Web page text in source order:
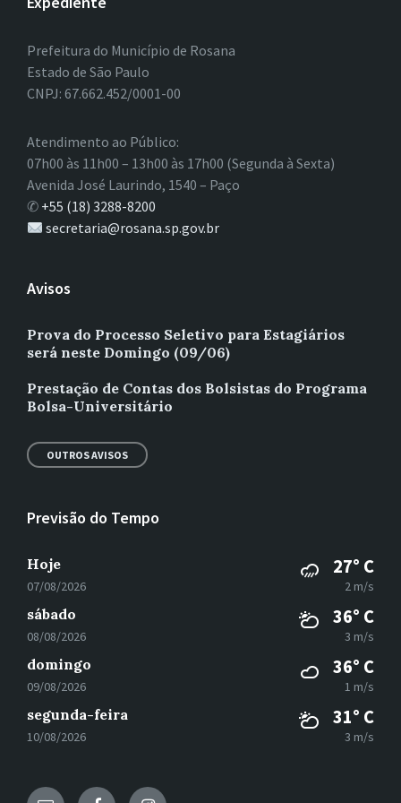
Prefeitura do Município de Rosana
Estado de São Paulo
CNPJ: 67.662.452/0001-00
Atendimento ao Público:
07h00 às 11h00 – 13h00 às 17h00 (Segunda à Sexta)
Avenida José Laurindo, 1540 – Paço
✆ +55 (18) 3288-8200
secretaria@rosana.sp.gov.br
Avisos
Prova do Processo Seletivo para Estagiários
será neste Domingo (09/06)
Prestação de Contas dos Bolsistas do Programa
Bolsa-Universitário
OUTROS AVISOS
Previsão do Tempo
Hoje
07/08/2026
27° C
2 m/s
sábado
08/08/2026
36° C
3 m/s
domingo
09/08/2026
36° C
1 m/s
segunda-feira
10/08/2026
31° C
3 m/s